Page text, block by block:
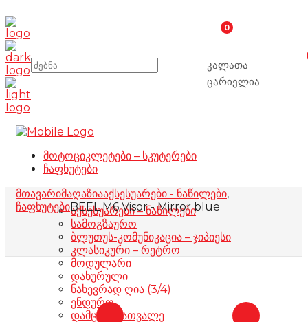
0
კალათა
ცარიელია
მოტოციკლეტები – სკუტერები
ჩაფხუტები
აქსესუარები – ნაწილები
სამოგზაურო
ბლუთუს-კომუნიკაცია – ჯიპიესი
კლასიკური – რეტრო
მოდულარი
დახურული
ნახევრად ღია (3/4)
ენდურო
დამცავი სათვალე
მთავარიმაღაზიააქსესუარები - ნაწილები,
ჩაფხუტებიBEEL M6 Visor - Mirror blue